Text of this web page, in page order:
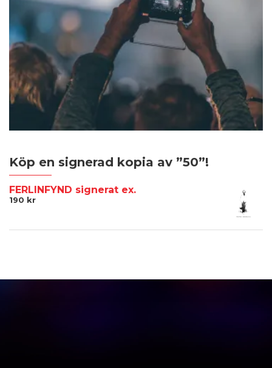
Köp en signerad kopia av ”50”!
FERLINFYND signerat ex.
190 kr